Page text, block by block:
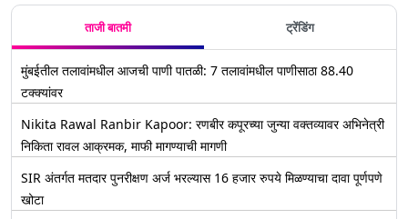
ताजी बातमी ट्रेंडिंग
मुंबईतील तलावांमधील आजची पाणी पातळी: 7 तलावांमधील पाणीसाठा 88.40
टक्क्यांवर
Nikita Rawal Ranbir Kapoor: रणबीर कपूरच्या जुन्या वक्तव्यावर अभिनेत्री
निकिता रावल आक्रमक, माफी मागण्याची मागणी
SIR अंतर्गत मतदार पुनरीक्षण अर्ज भरल्यास 16 हजार रुपये मिळण्याचा दावा पूर्णपणे
खोटा